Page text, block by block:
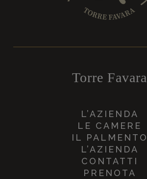
Torre Favara
L’AZIENDA
LE CAMERE
IL PALMENTO
L’AZIENDA
CONTATTI
PRENOTA